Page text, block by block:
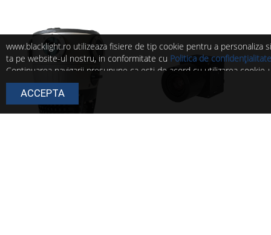
www.blacklight.ro utilizeaza fisiere de tip cookie pentru a personaliza
ta pe website-ul nostru, in conformitate cu Politica de confidențialitate
Continuarea navigarii presupune ca esti de acord cu utilizarea
Poti modifica in orice moment setarile acestor fisiere cookie urmand
Politica de cookie
ACCEPTA